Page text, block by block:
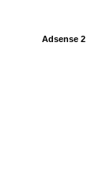
Adsense 2